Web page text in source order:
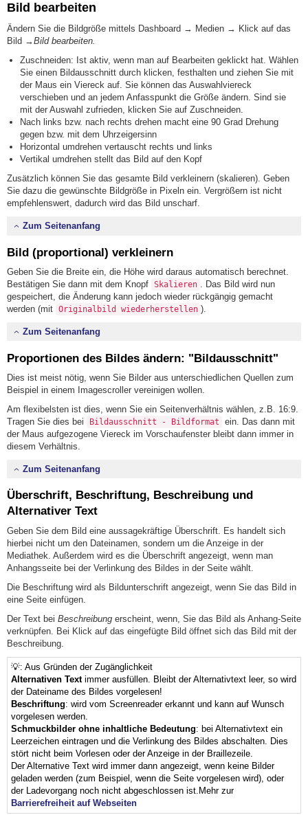
Bild bearbeiten
Ändern Sie die Bildgröße mittels Dashboard → Medien → Klick auf das
Bild →Bild bearbeiten.
Zuschneiden: Ist aktiv, wenn man auf Bearbeiten geklickt hat. Wählen
Sie einen Bildausschnitt durch klicken, festhalten und ziehen Sie mit
der Maus ein Viereck auf. Sie können das Auswahlviereck
verschieben und an jedem Anfasspunkt die Größe ändern. Sind sie
mit der Auswahl zufrieden, klicken Sie auf Zuschneiden.
Nach links bzw. nach rechts drehen macht eine 90 Grad Drehung
gegen bzw. mit dem Uhrzeigersinn
Horizontal umdrehen vertauscht rechts und links
Vertikal umdrehen stellt das Bild auf den Kopf
Zusätzlich können Sie das gesamte Bild verkleinern (skalieren). Geben
Sie dazu die gewünschte Bildgröße in Pixeln ein. Vergrößern ist nicht
empfehlenswert, dadurch wird das Bild unscharf.
Zum Seitenanfang
Bild (proportional) verkleinern
Geben Sie die Breite ein, die Höhe wird daraus automatisch berechnet.
Bestätigen Sie dann mit dem Knopf Skalieren . Das Bild wird nun
gespeichert, die Änderung kann jedoch wieder rückgängig gemacht
werden (mit Originalbild wiederherstellen ).
Zum Seitenanfang
Proportionen des Bildes ändern: "Bildausschnitt"
Dies ist meist nötig, wenn Sie Bilder aus unterschiedlichen Quellen zum
Beispiel in einem Imagescroller vereinigen wollen.
Am flexibelsten ist dies, wenn Sie ein Seitenverhältnis wählen, z.B. 16:9.
Tragen Sie dies bei
Bildausschnitt - Bildformat
ein. Das dann mit
der Maus aufgezogene Viereck im Vorschaufenster bleibt dann immer in
diesem Verhältnis.
Zum Seitenanfang
Überschrift, Beschriftung, Beschreibung und
Alternativer Text
Geben Sie dem Bild eine aussagekräftige Überschrift. Es handelt sich
hierbei nicht um den Dateinamen, sondern um die Anzeige in der
Mediathek. Außerdem wird es die Überschrift angezeigt, wenn man
Anhangsseite bei der Verlinkung des Bildes in der Seite wählt.
Die Beschriftung wird als Bildunterschrift angezeigt, wenn Sie das Bild in
eine Seite einfügen.
Der Text bei Beschreibung erscheint, wenn, Sie das Bild als Anhang-Seite
verknüpfen. Bei Klick auf das eingefügte Bild öffnet sich das Bild mit der
Beschreibung.
💡: Aus Gründen der Zugänglichkeit
Alternativen Textimmer ausfüllen. Bleibt der Alternativtext leer, so wird
der Dateiname des Bildes vorgelesen!
Beschriftung: wird vom Screenreader erkannt und kann auf Wunsch
vorgelesen werden.
Schmuckbilder ohne inhaltliche Bedeutung: bei Alternativtext ein
Leerzeichen eintragen und die Verlinkung des Bildes abschalten. Dies
stört nicht beim Vorlesen oder der Anzeige in der Braillezeile.
Der Alternative Text wird immer dann angezeigt, wenn keine Bilder
geladen werden (zum Beispiel, wenn die Seite vorgelesen wird), oder
der Ladevorgang noch nicht abgeschlossen ist.Mehr zur
Barrierefreiheit auf Webseiten